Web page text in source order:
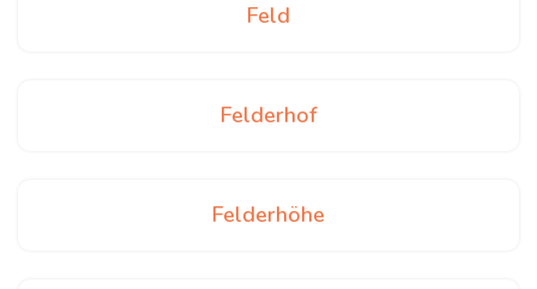
Feld
Felderhof
Felderhöhe